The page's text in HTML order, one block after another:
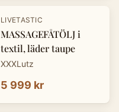
LIVETASTIC
MASSAGEFÅTÖLJ i
textil, läder taupe
XXXLutz
5 999 kr